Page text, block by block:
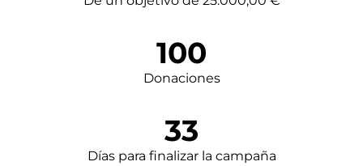
100
Donaciones
33
Días para finalizar la campaña